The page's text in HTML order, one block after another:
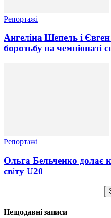
Репортажі
Ангеліна Шепель і
боротьбу на чемпіонаті
Репортажі
Ольга Бельченко долає
світу U20
Нещодавні записи